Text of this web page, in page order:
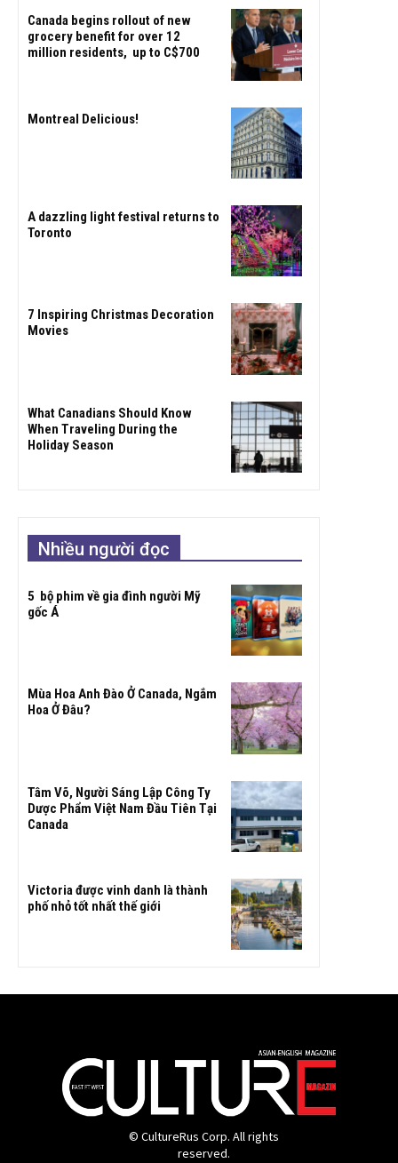
Canada begins rollout of new
grocery benefit for over 12
million residents, up to C$700
Montreal Delicious!
A dazzling light festival returns to
Toronto
7 Inspiring Christmas Decoration
Movies
What Canadians Should Know
When Traveling During the
Holiday Season
Nhiều người đọc
5 bộ phim về gia đình người Mỹ
gốc Á
Mùa Hoa Anh Đào Ở Canada, Ngắm
Hoa Ở Đâu?
Tâm Võ, Người Sáng Lập Công Ty
Dược Phẩm Việt Nam Đầu Tiên Tại
Canada
Victoria được vinh danh là thành
phố nhỏ tốt nhất thế giới
© CultureRus Corp. All rights
reserved.